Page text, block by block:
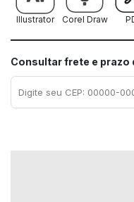
Illustrator Corel Draw
Consultar frete e prazo